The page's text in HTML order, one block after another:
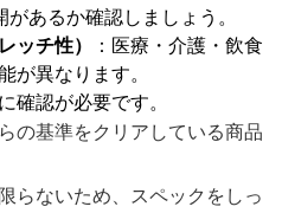
あるか確認しましょう。
ッチ性）
：医療・介護・飲食
が異なります。
確認が必要です。
の基準をクリアしている商品
らないため、スペックをしっ